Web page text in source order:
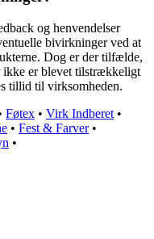
og henvendelser
bivirkninger ved at
Dog er der tilfælde,
ikke er blevet tilstrækkeligt
tillid til virksomheden.
Føtex • Virk Indberet •
• Fest & Farver•
•